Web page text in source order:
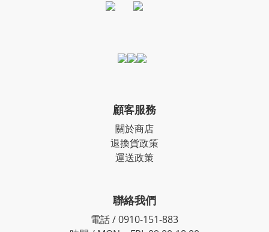
顧客服務
關於商店
退換貨政策
運送政策
聯絡我們
電話 / 0910-151-883